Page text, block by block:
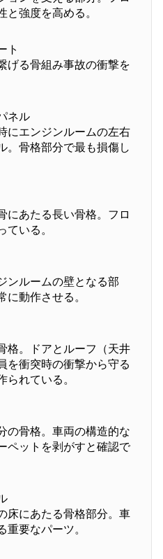
と強度を高める。
ト
げる骨組み事故の衝撃を
ネル
にエンジンルームの左右
。骨格部分で最も損傷し
にあたる長い骨格。フロ
ている。
ンルームの壁となる部
に動作させる。
格。ドアとルーフ（天井
を衝突時の衝撃から守る
られている。
の骨格。車両の構造的な
ペットを剥がすと確認で
床にあたる骨格部分。車
重要なパーツ。